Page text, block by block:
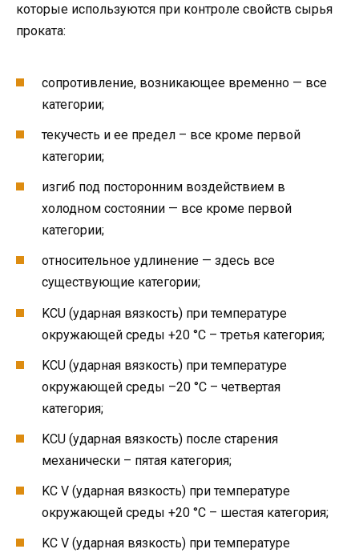
которые используются при контроле свойств сырья
проката:
сопротивление, возникающее временно — все
категории;
текучесть и ее предел – все кроме первой
категории;
изгиб под посторонним воздействием в
холодном состоянии — все кроме первой
категории;
относительное удлинение — здесь все
существующие категории;
KCU (ударная вязкость) при температуре
окружающей среды +20 °С – третья категория;
KCU (ударная вязкость) при температуре
окружающей среды –20 °С – четвертая
категория;
KCU (ударная вязкость) после старения
механически – пятая категория;
KC V (ударная вязкость) при температуре
окружающей среды +20 °С – шестая категория;
KC V (ударная вязкость) при температуре